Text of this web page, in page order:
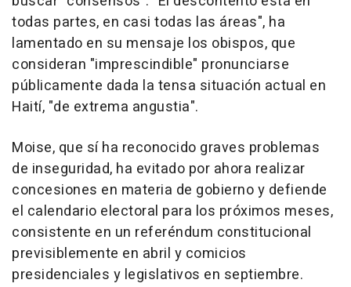
todas partes, en casi todas las áreas", ha
lamentado en su mensaje los obispos, que
consideran "imprescindible" pronunciarse
públicamente dada la tensa situación actual en
Haití, "de extrema angustia".
Moise, que sí ha reconocido graves problemas
de inseguridad, ha evitado por ahora realizar
concesiones en materia de gobierno y defiende
el calendario electoral para los próximos meses,
consistente en un referéndum constitucional
previsiblemente en abril y comicios
presidenciales y legislativos en septiembre.